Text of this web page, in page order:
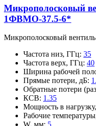
Микрополосковый
1ФВМO-37.5-6*
Микрополосковый
Частота низ, ГГц: 35
Частота верх, ГГц: 40
Ширина рабочей
Прямые потери, дБ:
Обратные потери
КСВ: 1.35
Мощность в
Рабочие